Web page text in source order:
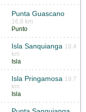
Punta Guascano
16.8 km
Punto
Isla Sanquianga 18.4
km
Isla
Isla Pringamosa 19.7
km
Isla